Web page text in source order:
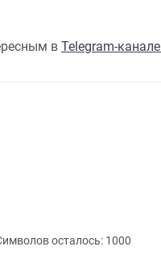
в Telegram-канале
осталось: 1000